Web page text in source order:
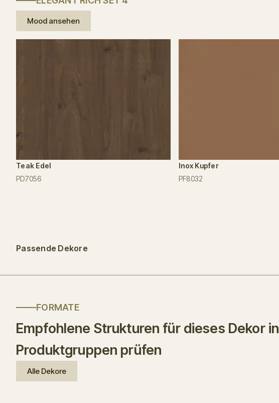
Mood ansehen
Teak Edel
PD7056
Inox Kupfer
PF8032
Passende Dekore
FORMATE
Empfohlene Strukturen für dieses Dekor in
Produktgruppen prüfen
Alle Dekore